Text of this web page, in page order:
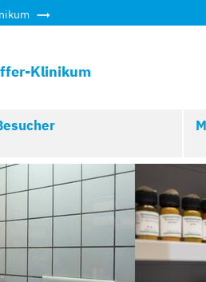
Klinikum